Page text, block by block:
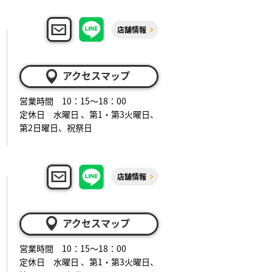
店舗情報
アクセスマップ
営業時間 10：15～18：00
定休日 水曜日 、第1・第3火曜日、
第2日曜日、祝祭日
店舗情報
アクセスマップ
営業時間 10：15～18：00
定休日 水曜日 、第1・第3火曜日、